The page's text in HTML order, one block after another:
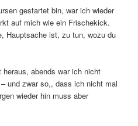
gestartet bin, war ich wieder
auf mich wie ein Frischekick.
Hauptsache ist, zu tun, wozu du
abends war ich nicht
und zwar so,, dass ich nicht mal
wieder hin muss aber